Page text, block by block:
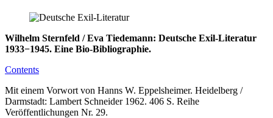
Wilhelm Sternfeld / Eva Tiedemann: Deutsche Exil-Literatur
1933−1945. Eine Bio-Bibliographie.
Contents
Mit einem Vorwort von Hanns W. Eppelsheimer. Heidelberg /
Darmstadt: Lambert Schneider 1962. 406 S. Reihe
Veröffentlichungen Nr. 29.